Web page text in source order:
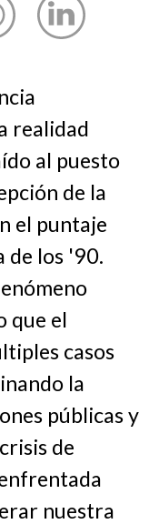
realidad
al puesto
de la
el puntaje
de los '90.
que el
casos
la
públicas y
de
nuestra